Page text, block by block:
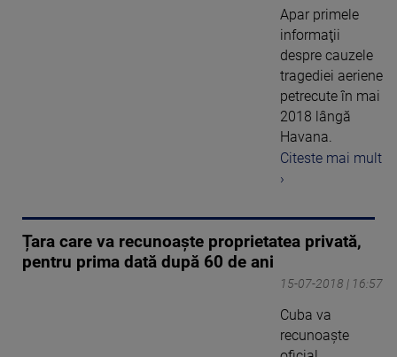
Apar primele
informaţii
despre cauzele
tragediei aeriene
petrecute în mai
2018 lângă
Havana.
Citeste mai mult
›
Țara care va recunoaște proprietatea privată,
pentru prima dată după 60 de ani
15-07-2018 | 16:57
Cuba va
recunoaște